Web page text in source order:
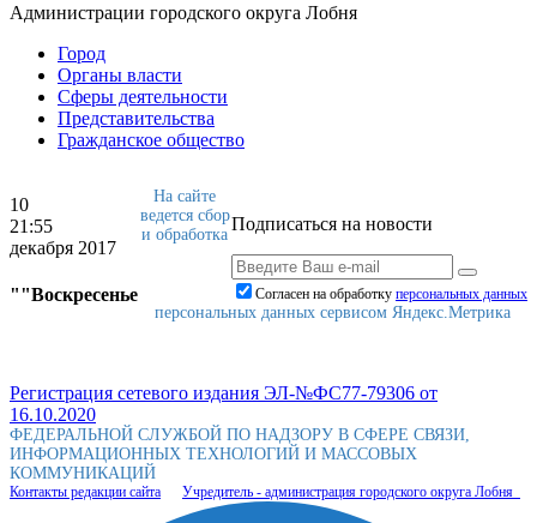
Администрации городского округа Лобня
Город
Органы власти
Сферы деятельности
Представительства
Гражданское общество
10
21:55
декабря 2017
""Воскресенье
Подписаться на новости
Согласен на обработку персональныx данных
На сайте
ведется сбор
и обработка
персональных данных сервисом Яндекс.Метрика
Регистрация сетевого издания ЭЛ-№ФС77-79306 от
16.10.2020
ФЕДЕРАЛЬНОЙ СЛУЖБОЙ ПО НАДЗОРУ В СФЕРЕ СВЯЗИ,
ИНФОРМАЦИОННЫХ ТЕХНОЛОГИЙ И МАССОВЫХ
КОММУНИКАЦИЙ
Контакты редакции сайта Учредитель - администрация городского округа Лобня